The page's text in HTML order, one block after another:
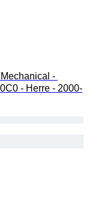
-
- Herre - 2000-